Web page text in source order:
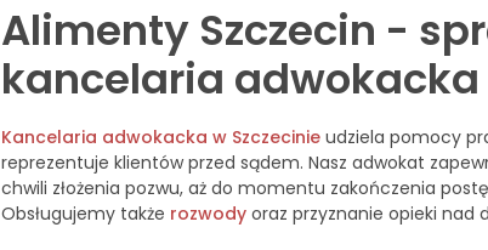
Alimenty Szczecin -
kancelaria adwokacka
Kancelaria adwokacka w Szczecinie udziela pomocy
reprezentuje klientów przed sądem. Nasz adwokat
chwili złożenia pozwu, aż do momentu zakończenia
Obsługujemy także rozwody oraz przyznanie opieki nad